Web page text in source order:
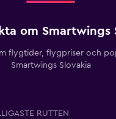
om Smartwings
flygtider, flygpriser och
Smartwings Slovakia
RUTTEN